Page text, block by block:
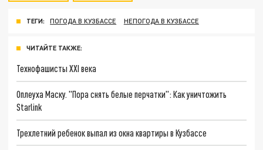
ТЕГИ: ПОГОДА В КУЗБАССЕ НЕПОГОДА В КУЗБАССЕ
ЧИТАЙТЕ ТАКЖЕ:
Технофашисты XXI века
Оплеуха Маску. "Пора снять белые перчатки": Как уничтожить
Starlink
Трехлетний ребенок выпал из окна квартиры в Кузбассе